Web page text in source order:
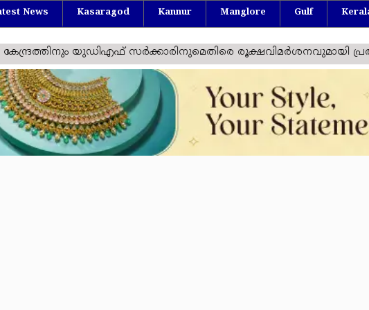
News Kasaragod Kannur Manglore Gulf